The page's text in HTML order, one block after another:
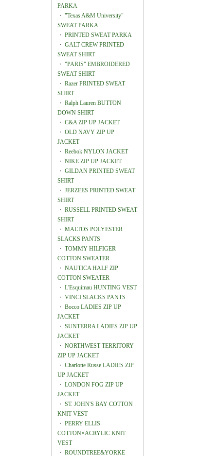
PARKA
・ "Texas A&M University"
SWEAT PARKA
・ PRINTED SWEAT PARKA
・ GALT CREW PRINTED
SWEAT SHIRT
・ "PARIS" EMBROIDERED
SWEAT SHIRT
・ Razer PRINTED SWEAT
SHIRT
・ Ralph Lauren BUTTON
DOWN SHIRT
・ C&A ZIP UP JACKET
・ OLD NAVY ZIP UP
JACKET
・ Reebok NYLON JACKET
・ NIKE ZIP UP JACKET
・ GILDAN PRINTED SWEAT
SHIRT
・ JERZEES PRINTED SWEAT
SHIRT
・ RUSSELL PRINTED SWEAT
SHIRT
・ MALTOS POLYESTER
SLACKS PANTS
・ TOMMY HILFIGER
COTTON SWEATER
・ NAUTICA HALF ZIP
COTTON SWEATER
・ L'Esquimau HUNTING VEST
・ VINCI SLACKS PANTS
・ Bocco LADIES ZIP UP
JACKET
・ SUNTERRA LADIES ZIP UP
JACKET
・ NORTHWEST TERRITORY
ZIP UP JACKET
・ Charlotte Russe LADIES ZIP
UP JACKET
・ LONDON FOG ZIP UP
JACKET
・ ST. JOHN'S BAY COTTON
KNIT VEST
・ PERRY ELLIS
COTTON×ACRYLIC KNIT
VEST
・ ROUNDTREE&YORKE